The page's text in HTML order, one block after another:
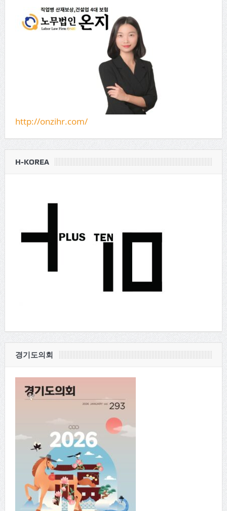
http://onzihr.com/
H-KOREA
경기도의회